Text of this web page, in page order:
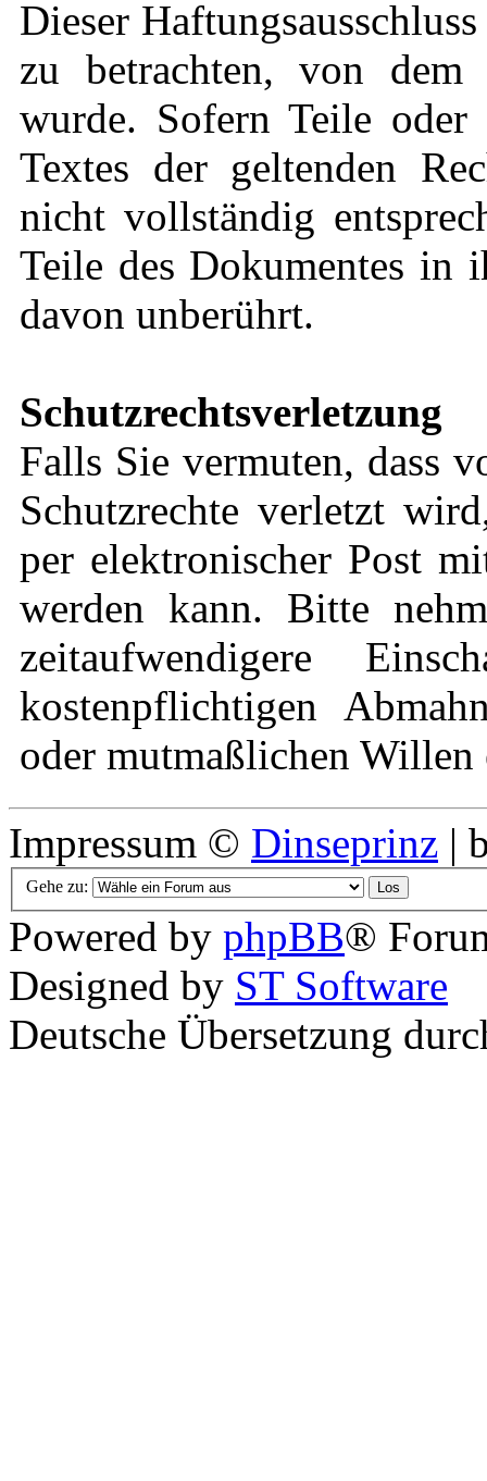
Dieser
zu betrachten, von dem
wurde. Sofern Teile oder
Textes der geltenden
nicht vollständig
Teile des Dokumentes
davon unberührt.
Schutzrechtsverletzung
Falls Sie vermuten, dass
Schutzrechte verletzt
per elektronischer Post
werden kann. Bitte
zeitaufwendigere
kostenpflichtigen
oder mutmaßlichen Willen
Impressum © Dinseprinz |
Gehe zu:
Powered by phpBB®
Designed by ST Software
Deutsche Übersetzung